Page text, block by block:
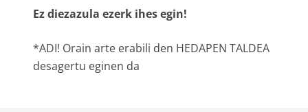
Ez diezazula ezerk ihes egin!
*ADI! Orain arte erabili den HEDAPEN TALDEA
desagertu eginen da